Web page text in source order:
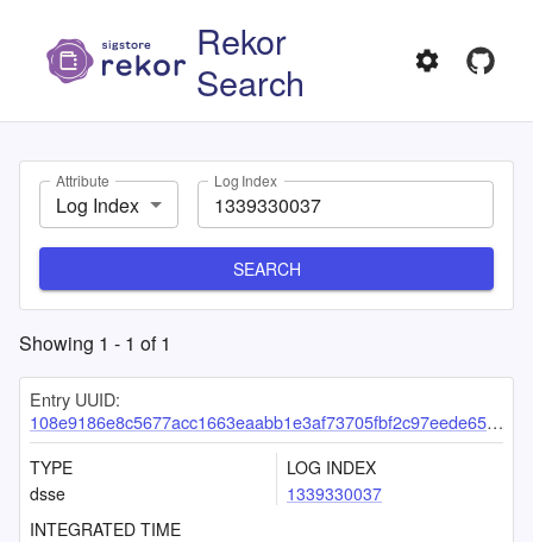
Rekor
Search
Attribute
Log Index
Log Index
SEARCH
Showing 1 - 1 of1
Entry UUID:
108e9186e8c5677acc1663eaabb1e3af73705fbf2c97eede6523354473d2ad2cc202ca1bd16fd4a6
TYPE
dsse
LOG INDEX
1339330037
INTEGRATED TIME